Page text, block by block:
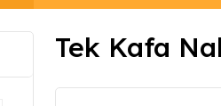
Tek Kafa